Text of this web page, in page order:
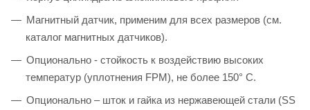
Магнитный датчик, применим для всех размеров (см.
каталог магнитных датчиков).
Опционально - стойкость к воздействию высоких
температур (уплотнения FPM), не более 150° C.
Опционально – шток и гайка из нержавеющей стали (SS